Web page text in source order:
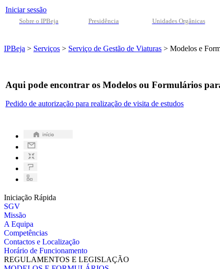
Iniciar sessão
Sobre o IPBeja Presidência Unidades Orgânicas
IPBeja > Serviços > Serviço de Gestão de Viaturas > Modelos e
Aqui pode encontrar os Modelos ou Formulários
Pedido de autorização para realização de visita de estudos
Iniciação Rápida
SGV
Missão
A Equipa
Competências
Contactos e Localização
Horário de Funcionamento
REGULAMENTOS E LEGISLAÇÃO